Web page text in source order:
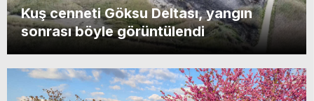
Kuş cenneti Göksu Deltası, yangın
sonrası böyle görüntülendi